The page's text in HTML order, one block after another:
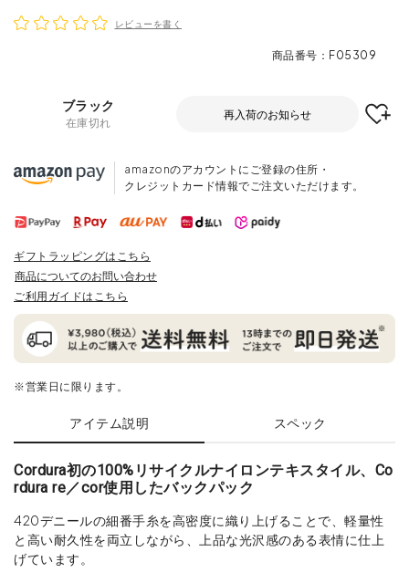
レビューを書く
商品番号 F05309
ブラック
在庫切れ
再入荷のお知らせ
amazonのアカウントにご登録の住所・
クレジットカード情報でご注文いただけます。
ギフトラッピングはこちら
商品についてのお問い合わせ
ご利用ガイドはこちら
※営業日に限ります。
アイテム説明 スペック
Cordura初の100%リサイクルナイロンテキスタイル、Co
rdura re／cor使用したバックパック
420デニールの細番手糸を高密度に織り上げることで、軽量性
と高い耐久性を両立しながら、上品な光沢感のある表情に仕上
げています。